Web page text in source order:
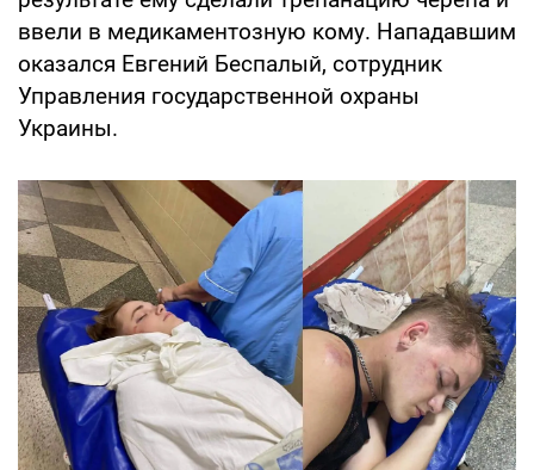
ввели в медикаментозную кому. Нападавшим
оказался Евгений Беспалый, сотрудник
Управления государственной охраны
Украины.